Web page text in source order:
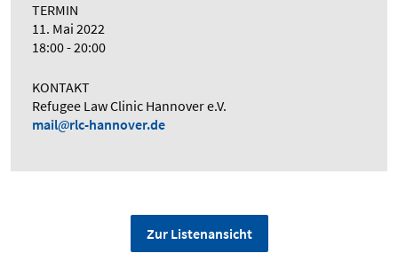
TERMIN
11. Mai 2022
18:00 - 20:00
KONTAKT
Refugee Law Clinic Hannover e.V.
mail
rlc-hannover.de
Zur Listenansicht